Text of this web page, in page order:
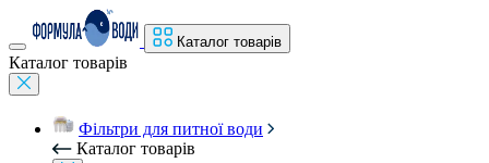
Каталог товарів
Каталог товарів
Фільтри для питної води
Каталог товарів